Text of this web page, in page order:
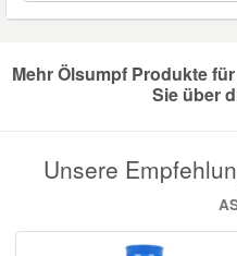
Mehr Ölsumpf Produkte
Sie über
Unsere
Zündanlage und
Reparatur-Zubehör
Karosserie Werkzeug
Schlüsselgehäuse
Werkstattbedarf
Daewoo Ersatzteile
Daihatsu Ersatzteile